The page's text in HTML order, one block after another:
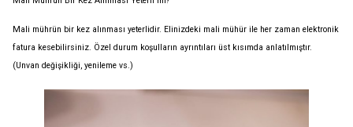
Mali mührün bir kez alınması yeterlidir. Elinizdeki mali mühür ile her zaman elektronik
fatura kesebilirsiniz. Özel durum koşulların ayrıntıları üst kısımda anlatılmıştır.
(Unvan değişikliği, yenileme vs.)